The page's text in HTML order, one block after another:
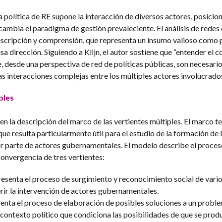
política de RE supone la interacción de diversos actores,
el paradigma de gestión prevaleciente. El análisis de
y comprensión, que representa un insumo valioso como
dirección. Siguiendo a Klijn, el autor sostiene que “entender el
una perspectiva de red de políticas públicas, son
interacciones complejas entre los múltiples actores
la descripción del marco de las vertientes múltiples. El marco
resulta particularmente útil para el estudio de la formación de
parte de actores gubernamentales. El modelo describe el
de tres vertientes:
el proceso de surgimiento y reconocimiento social de
la intervención de actores gubernamentales.
el proceso de elaboración de posibles soluciones a un
político que condiciona las posibilidades de que se